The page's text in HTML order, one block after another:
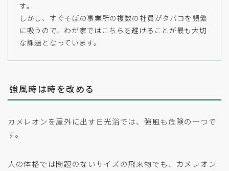
す。
しかし、すぐそばの事業所の複数の社員がタバコを頻繁
に吸うので、わが家ではこちらを避けることが最も大切
な課題となっています。
強風時は時を改める
カメレオンを屋外に出す日光浴では、強風も危険の一つで
す。
人の体格では問題のないサイズの飛来物でも、カメレオン